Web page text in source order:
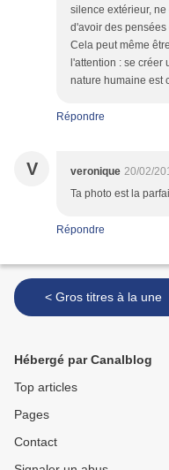
silence extérieur,
d'avoir des
Cela peut même
l'attention : se créer
nature humaine est
Répondre
V veronique 20/02/
Ta photo est la
Répondre
< Gros titres à la une
Hébergé par Canalblog
Top articles
Pages
Contact